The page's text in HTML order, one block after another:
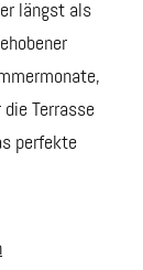
längst als
Terrasse
perfekte